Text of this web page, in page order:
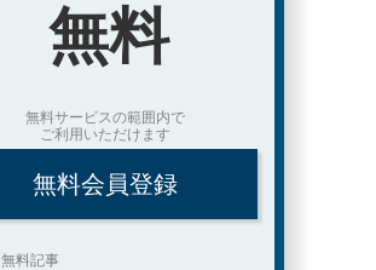
無料
無料サービスの範囲内で
ご利用いただけます
無料会員登録
無料記事